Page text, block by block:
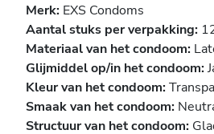
Merk: EXS Condoms
Aantal stuks per verpakking:
Materiaal van het condoom:
Glijmiddel op/in het condoom:
Kleur van het condoom:
Smaak van het condoom:
Structuur van het condoom: